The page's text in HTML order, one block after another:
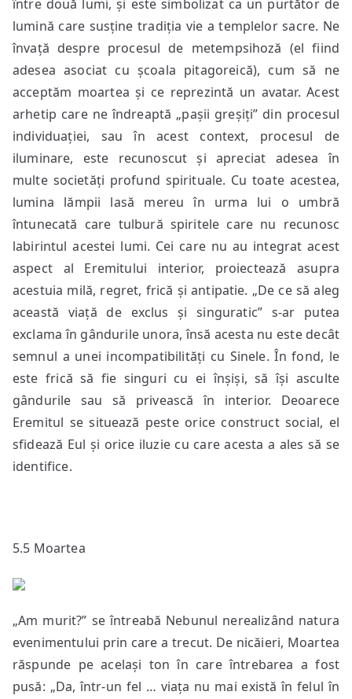
între două lumi, și este simbolizat ca un purtător de
lumină care susține tradiția vie a templelor sacre. Ne
învață despre procesul de metempsihoză (el fiind
adesea asociat cu școala pitagoreică), cum să ne
acceptăm moartea și ce reprezintă un avatar. Acest
arhetip care ne îndreaptă „pașii greșiți” din procesul
individuației, sau în acest context, procesul de
iluminare, este recunoscut și apreciat adesea în
multe societăți profund spirituale. Cu toate acestea,
lumina lămpii lasă mereu în urma lui o umbră
întunecată care tulbură spiritele care nu recunosc
labirintul acestei lumi. Cei care nu au integrat acest
aspect al Eremitului interior, proiectează asupra
acestuia milă, regret, frică și antipatie. „De ce să aleg
această viață de exclus și singuratic” s-ar putea
exclama în gândurile unora, însă acesta nu este decât
semnul a unei incompatibilități cu Sinele. În fond, le
este frică să fie singuri cu ei înșiși, să își asculte
gândurile sau să privească în interior. Deoarece
Eremitul se situează peste orice construct social, el
sfidează Eul și orice iluzie cu care acesta a ales să se
identifice.
5.5 Moartea
„Am murit?” se întreabă Nebunul nerealizând natura
evenimentului prin care a trecut. De nicăieri, Moartea
răspunde pe același ton în care întrebarea a fost
pusă: „Da, într-un fel … viața nu mai există în felul în